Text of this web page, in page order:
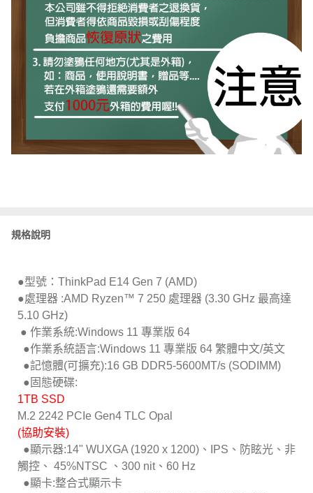
規格說明
●型號：ThinkPad E14 Gen 7 (AMD)
●處理器 :AMD Ryzen™ 7 250 處理器 (3.30 GHz 最高達
5.10 GHz)
● 作業系統:Windows 11 專業版 64
●作業系統語言:Windows 11 專業版 64 繁體中文/英文
●記憶體(可擴充):16 GB DDR5-5600MT/s (SODIMM)
●固態硬碟:
1TB SSD
M.2 2242 PCIe Gen4 TLC Opal
(協助安裝)
●顯示器:14" WUXGA (1920 x 1200)、IPS、防眩光、非
觸控、 45%NTSC 、300 nit、60 Hz
●顯卡:整合式顯示卡